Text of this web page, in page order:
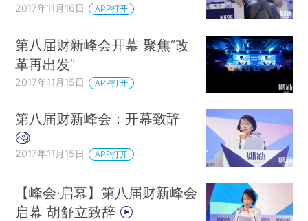
2017年11月16日 APP打开
第八届财新峰会开幕 聚焦“改
革再出发”
2017年11月15日 APP打开
第八届财新峰会：开幕致辞
2017年11月15日 APP打开
【峰会·启幕】第八届财新峰会
启幕 胡舒立致辞